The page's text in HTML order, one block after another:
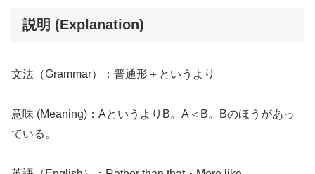
説明 (Explanation)
文法（Grammar）：普通形＋というより
意味 (Meaning)：AというよりB。A＜B。Bのほうがあっ
ている。